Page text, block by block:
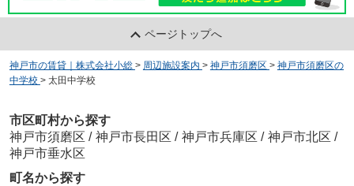
ページトップへ
神戸市の賃貸｜株式会社小総 > 周辺施設案内 > 神戸市須磨区 > 神戸市須磨区の
中学校 > 太田中学校
市区町村から探す
神戸市須磨区 / 神戸市長田区 / 神戸市兵庫区 / 神戸市北区 /
神戸市垂水区
町名から探す